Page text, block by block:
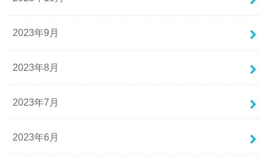
2023年9月
2023年8月
2023年7月
2023年6月